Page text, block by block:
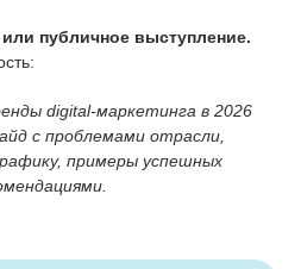
публичное выступление.
digital-маркетинга в 2026
с проблемами отрасли,
примеры успешных